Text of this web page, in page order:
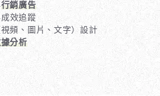
行銷廣告
效追蹤
頻、圖片、文字）設計
分析